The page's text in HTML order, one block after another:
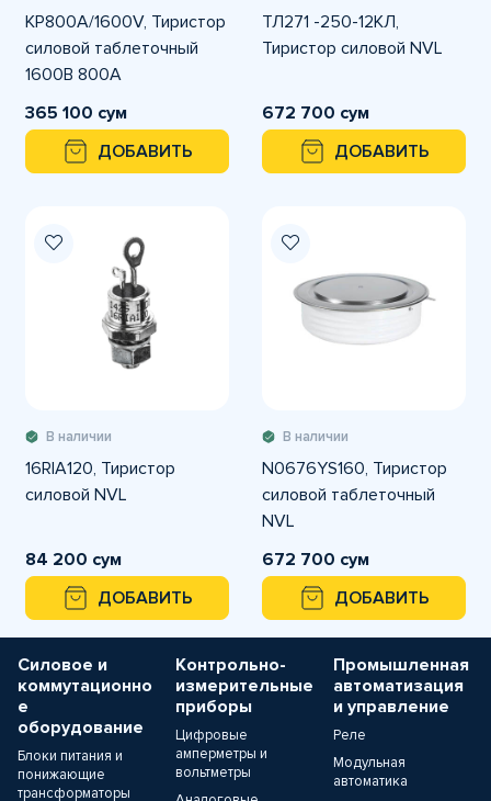
KP800A/1600V, Тиристор
силовой таблеточный
1600В 800А
365 100 сум
ДОБАВИТЬ
ТЛ271 -250-12КЛ,
Тиристор силовой NVL
672 700 сум
ДОБАВИТЬ
В наличии
16RIA120, Тиристор
силовой NVL
84 200 сум
ДОБАВИТЬ
В наличии
N0676YS160, Тиристор
силовой таблеточный
NVL
672 700 сум
ДОБАВИТЬ
Силовое и
коммутационно
е
оборудование
Блоки питания и
понижающие
трансформаторы
Контрольно-
измерительные
приборы
Цифровые
амперметры и
вольтметры
Промышленная
автоматизация
и управление
Реле
Модульная
автоматика